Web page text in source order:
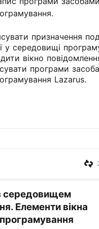
призначення
у середовищі
вікно
програми
Lazarus.
середовищем
Елементи вікна